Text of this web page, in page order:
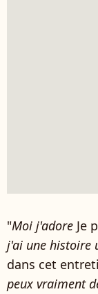
"Moi j'adore Je
j'ai une histoire
dans cet
peux vraiment